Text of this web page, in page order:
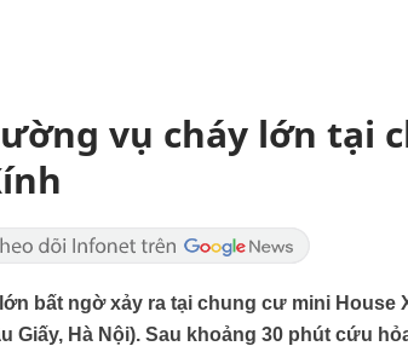
vụ cháy lớn tại
bất ngờ xảy ra tại chung cư mini House
Giấy, Hà Nội). Sau khoảng 30 phút cứu